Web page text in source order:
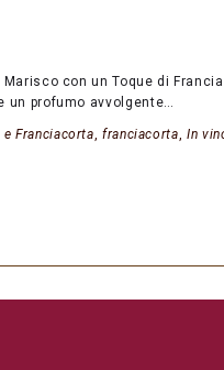
con un Toque di
un profumo avvolgente…
e Franciacorta, franciacorta, In